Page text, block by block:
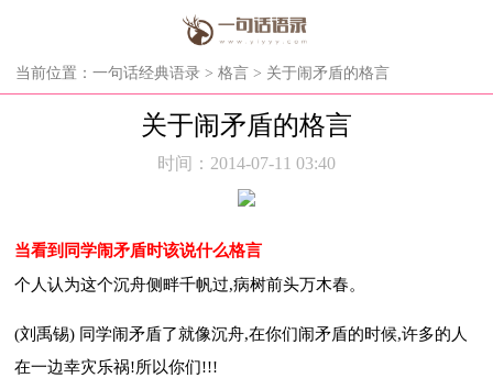
当前位置： 一句话经典语录 > 格言 > 关于闹矛盾的格言
关于闹矛盾的格言
时间：2014-07-11 03:40
当看到同学闹矛盾时该说什么格言
个人认为这个沉舟侧畔千帆过,病树前头万木春。
(刘禹锡) 同学闹矛盾了就像沉舟,在你们闹矛盾的时候,许多的人
在一边幸灾乐祸!所以你们!!!